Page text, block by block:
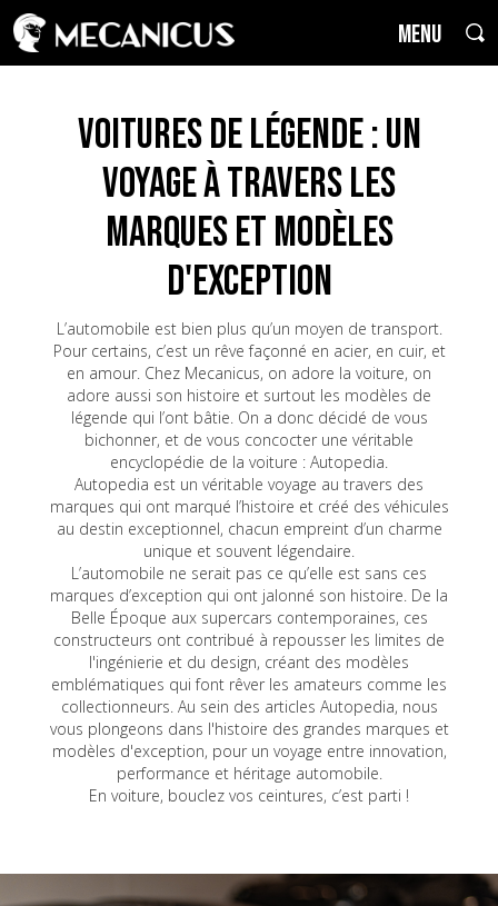
MENU
Voitures de Légende : un
voyage à travers les
marques et modèles
d'exception
L’automobile est bien plus qu’un moyen de transport.
Pour certains, c’est un rêve façonné en acier, en cuir, et
en amour. Chez Mecanicus, on adore la voiture, on
adore aussi son histoire et surtout les modèles de
légende qui l’ont bâtie. On a donc décidé de vous
bichonner, et de vous concocter une véritable
encyclopédie de la voiture : Autopedia.
Autopedia est un véritable voyage au travers des
marques qui ont marqué l’histoire et créé des véhicules
au destin exceptionnel, chacun empreint d’un charme
unique et souvent légendaire.
L’automobile ne serait pas ce qu’elle est sans ces
marques d’exception qui ont jalonné son histoire. De la
Belle Époque aux supercars contemporaines, ces
constructeurs ont contribué à repousser les limites de
l'ingénierie et du design, créant des modèles
emblématiques qui font rêver les amateurs comme les
collectionneurs. Au sein des articles Autopedia, nous
vous plongeons dans l'histoire des grandes marques et
modèles d'exception, pour un voyage entre innovation,
performance et héritage automobile.
En voiture, bouclez vos ceintures, c’est parti !